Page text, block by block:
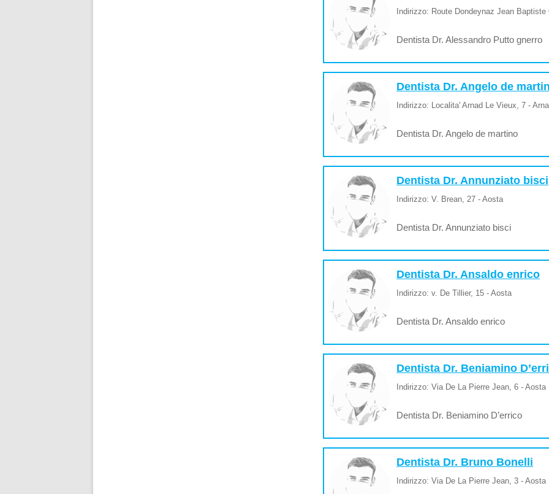
Indirizzo: Route Dondeynaz Jean
Dentista Dr. Alessandro Putto gnerro
Dentista Dr. Angelo de
Indirizzo: Localita' Arnad Le Vieux, 7 -
Dentista Dr. Angelo de martino
Dentista Dr. Annunziato bisci
Indirizzo: V. Brean, 27 - Aosta
Dentista Dr. Annunziato bisci
Dentista Dr. Ansaldo enrico
Indirizzo: v. De Tillier, 15 - Aosta
Dentista Dr. Ansaldo enrico
Dentista Dr. Beniamino
Indirizzo: Via De La Pierre Jean, 6 - Aosta
Dentista Dr. Beniamino D’errico
Dentista Dr. Bruno Bonelli
Indirizzo: Via De La Pierre Jean, 3 - Aosta